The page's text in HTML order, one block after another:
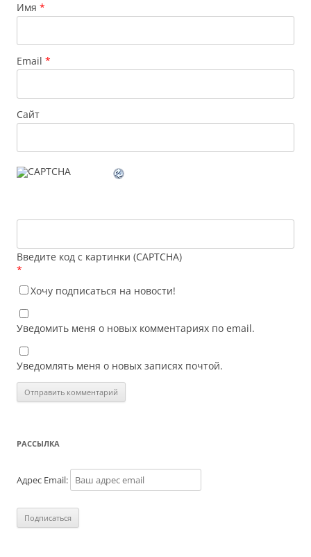
Имя *
Email *
Сайт
Введите код с картинки (CAPTCHA)
*
Хочу подписаться на новости!
Уведомить меня о новых комментариях по email.
Уведомлять меня о новых записях почтой.
РАССЫЛКА
Адрес Email: